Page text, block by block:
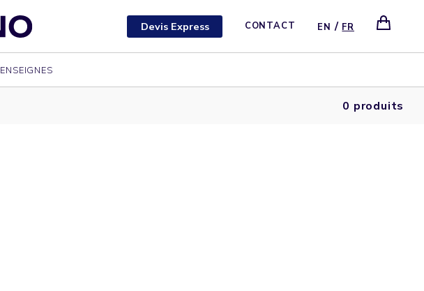
Devis Express CONTACT EN / FR
ENSEIGNES
0 produits